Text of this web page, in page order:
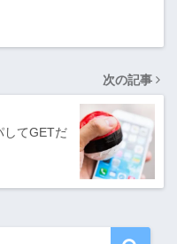
次の記事
してGETだ